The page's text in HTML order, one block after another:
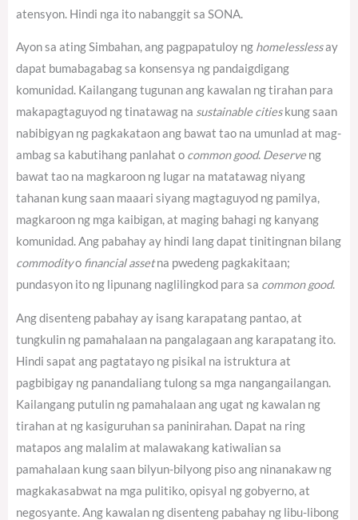
atensyon. Hindi nga ito nabanggit sa SONA.
Ayon sa ating Simbahan, ang pagpapatuloy ng homelesslessay
dapat bumabagabag sa konsensya ng pandaigdigang
komunidad. Kailangang tugunan ang kawalan ng tirahan para
makapagtaguyod ng tinatawag na sustainable citieskung saan
nabibigyan ng pagkakataon ang bawat tao na umunlad at mag-
ambag sa kabutihang panlahat o common good. Deserveng
bawat tao na magkaroon ng lugar na matatawag niyang
tahanan kung saan maaari siyang magtaguyod ng pamilya,
magkaroon ng mga kaibigan, at maging bahagi ng kanyang
komunidad. Ang pabahay ay hindi lang dapat tinitingnan bilang
commodityo financial assetna pwedeng pagkakitaan;
pundasyon ito ng lipunang naglilingkod para sa common good.
Ang disenteng pabahay ay isang karapatang pantao, at
tungkulin ng pamahalaan na pangalagaan ang karapatang ito.
Hindi sapat ang pagtatayo ng pisikal na istruktura at
pagbibigay ng panandaliang tulong sa mga nangangailangan.
Kailangang putulin ng pamahalaan ang ugat ng kawalan ng
tirahan at ng kasiguruhan sa paninirahan. Dapat na ring
matapos ang malalim at malawakang katiwalian sa
pamahalaan kung saan bilyun-bilyong piso ang ninanakaw ng
magkakasabwat na mga pulitiko, opisyal ng gobyerno, at
negosyante. Ang kawalan ng disenteng pabahay ng libu-libong